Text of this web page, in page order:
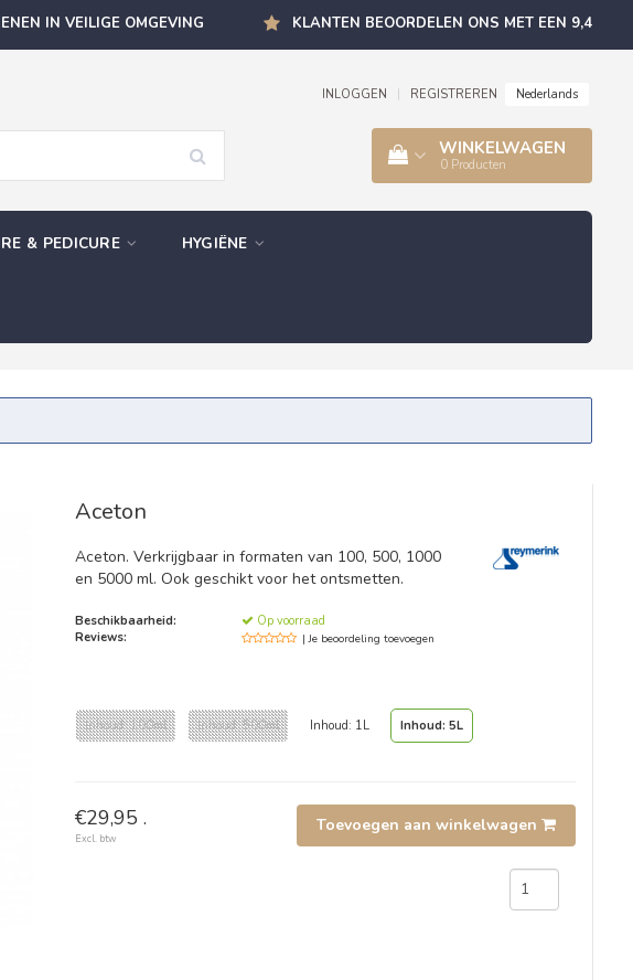
IN VEILIGE OMGEVING KLANTEN BEOORDELEN ONS MET EEN 9,4
INLOGGEN REGISTREREN Nederlands
WINKELWAGEN
0 Producten
& PEDICURE HYGIËNE
Aceton
Aceton. Verkrijgbaar in formaten van 100, 500, 1000
en 5000 ml. Ook geschikt voor het ontsmetten.
Beschikbaarheid:
Op voorraad
Reviews:
| Je beoordeling toevoegen
Inhoud: 100ml Inhoud: 500ml Inhoud: 1L Inhoud: 5L
€29,95 .
Excl. btw
Toevoegen aan winkelwagen